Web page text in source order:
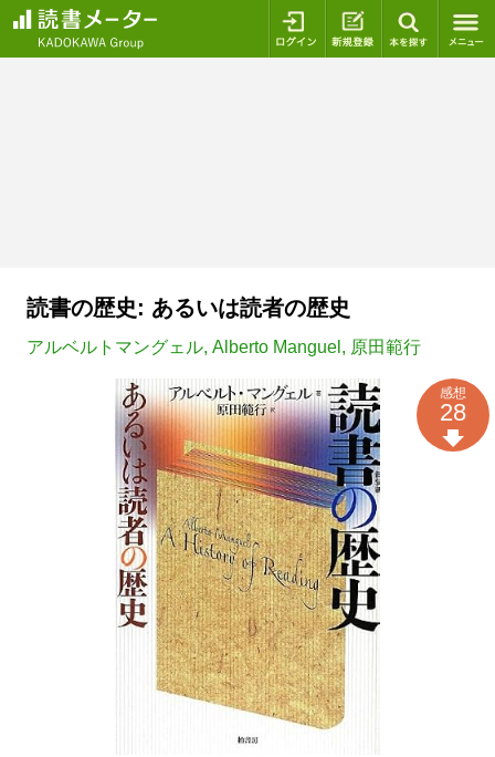
ログイン 新規登録
読書の歴史: あるいは読者の歴史
アルベルトマングェル, Alberto Manguel , 原田範行
感想
28